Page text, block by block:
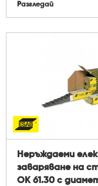
Разгледай
Неръждаеми
заваряване на
OK 61.30 с